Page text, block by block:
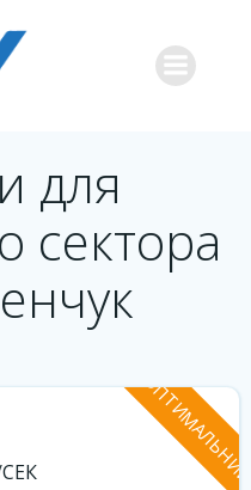
для
сектора